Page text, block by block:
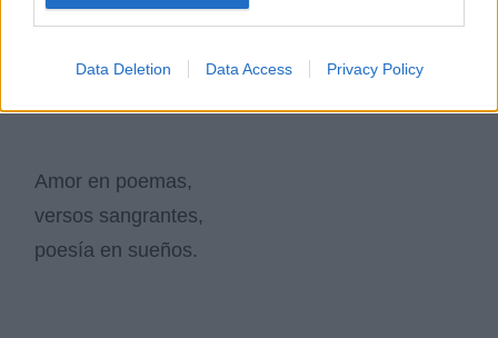
Data Deletion Data Access Privacy Policy
durante la noche
y por medio de los cientos de poetas que
conoce.
Amor en poemas,
versos sangrantes,
poesía en sueños.